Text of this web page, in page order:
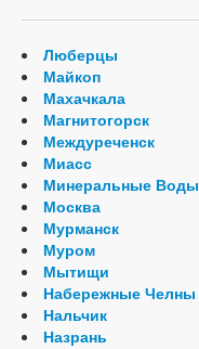
Люберцы
Майкоп
Махачкала
Магнитогорск
Междуреченск
Миасс
Минеральные Воды
Москва
Мурманск
Муром
Мытищи
Набережные Челны
Нальчик
Назрань